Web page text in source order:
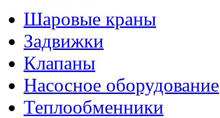
Шаровые краны
Задвижки
Клапаны
Насосное оборудование
Теплообменники